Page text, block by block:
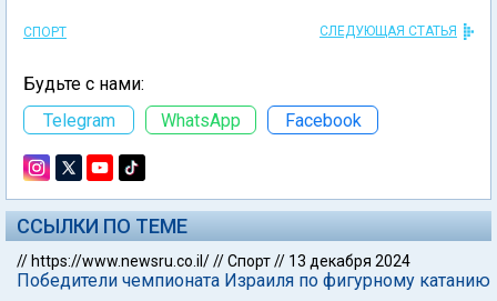
СПОРТ СЛЕДУЮЩАЯ СТАТЬЯ
Будьте с нами:
Telegram
WhatsApp Facebook
ССЫЛКИ ПО ТЕМЕ
// https://www.newsru.co.il///Спорт// 13 декабря 2024
Победители чемпионата Израиля по фигурному катанию